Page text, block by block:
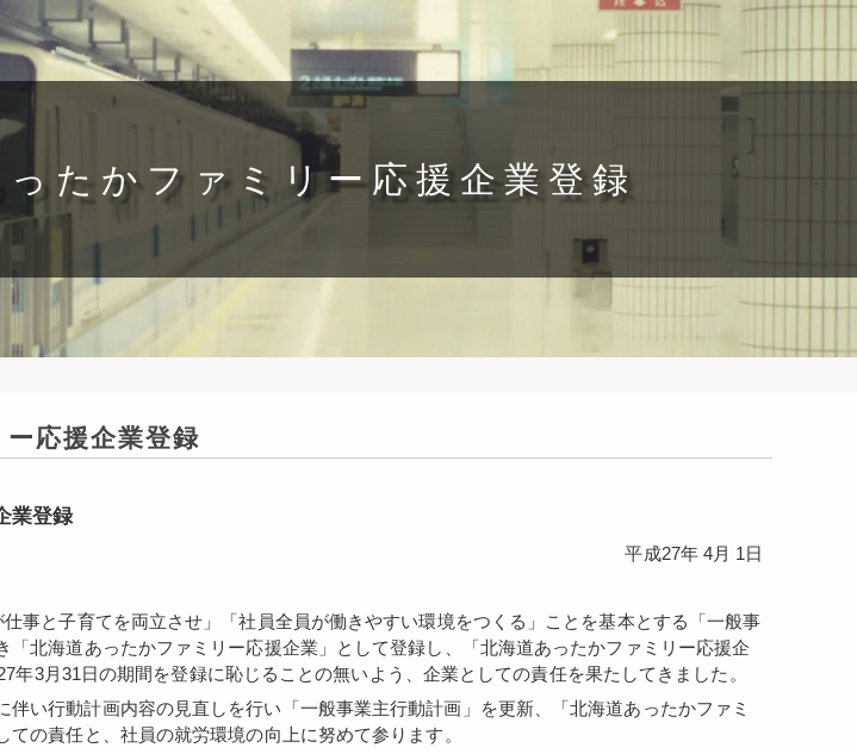
たかファミリー応援企業登録
応援企業登録
業登録
平成27年 4月 1日
「北海道あったかファミリー応援企業」として登録し、「北海道あったかファミリー応援企
年3月31日の期間を登録に恥じることの無いよう、企業としての責任を果たしてきました。
の責任と、社員の就労環境の向上に努めて参ります。